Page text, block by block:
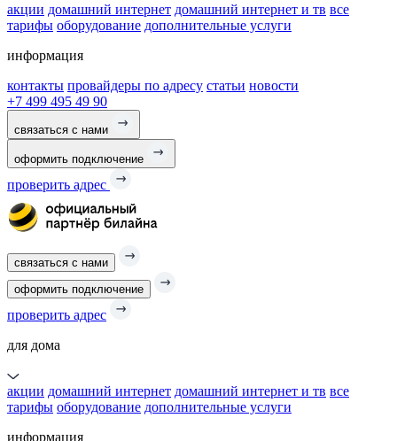
акции домашний интернет домашний интернет и тв все
тарифы оборудование дополнительные услуги
информация
контакты провайдеры по адресу статьи новости
+7 499 495 49 90
связаться с нами
оформить подключение
проверить адрес
связаться с нами
оформить подключение
проверить адрес
для дома
акции домашний интернет домашний интернет и тв все
тарифы оборудование дополнительные услуги
информация